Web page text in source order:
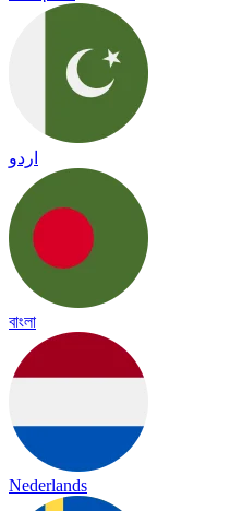
اردو
বাংলা
Nederlands